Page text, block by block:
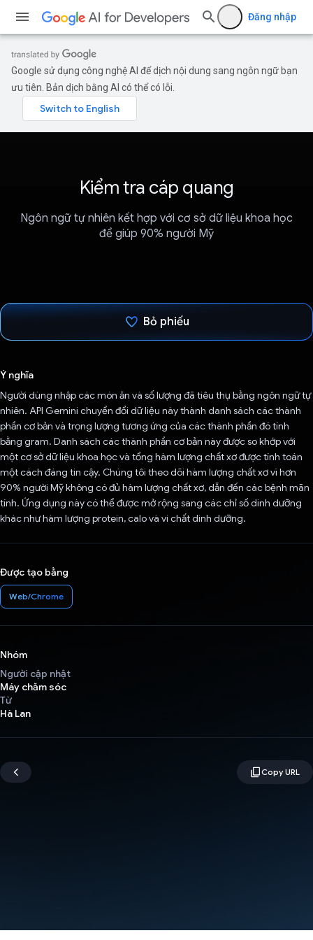
Đăng nhập
Google sử dụng công nghệ AI để dịch nội dung sang ngôn ngữ bạn
ưu tiên. Bản dịch bằng AI có thể có lỗi.
Kiểm tra cáp quang
Ngôn ngữ tự nhiên kết hợp với cơ sở dữ liệu khoa học
để giúp 90% người Mỹ
Bỏ phiếu
Ý nghĩa
Người dùng nhập các món ăn và số lượng đã tiêu thụ bằng ngôn ngữ tự
nhiên. API Gemini chuyển đổi dữ liệu này thành danh sách các thành
phần cơ bản và trọng lượng tương ứng của các thành phần đó tính
bằng gram. Danh sách các thành phần cơ bản này được so khớp với
một cơ sở dữ liệu khoa học và tổng hàm lượng chất xơ được tính toán
một cách đáng tin cậy. Chúng tôi theo dõi hàm lượng chất xơ vì hơn
90% người Mỹ không có đủ hàm lượng chất xơ, dẫn đến các bệnh mãn
tính. Ứng dụng này có thể được mở rộng sang các chỉ số dinh dưỡng
khác như hàm lượng protein, calo và vi chất dinh dưỡng.
Được tạo bằng
Web/Chrome
Nhóm
Người cập nhật
Máy chăm sóc
Từ
Hà Lan